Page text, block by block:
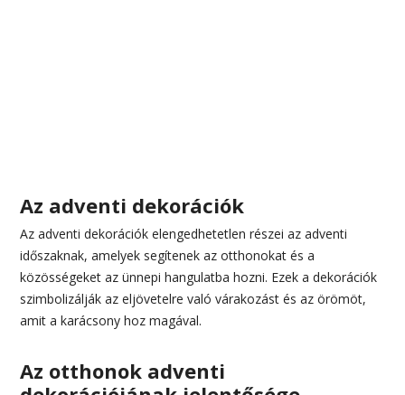
Az adventi dekorációk
Az adventi dekorációk elengedhetetlen részei az adventi
időszaknak, amelyek segítenek az otthonokat és a
közösségeket az ünnepi hangulatba hozni. Ezek a dekorációk
szimbolizálják az eljövetelre való várakozást és az örömöt,
amit a karácsony hoz magával.
Az otthonok adventi